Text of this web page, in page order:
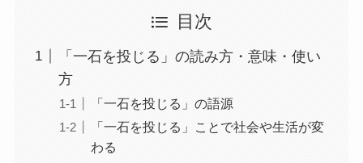
目次
「一石を投じる」の読み方・意味・使い
方
「一石を投じる」の語源
「一石を投じる」ことで社会や生活が変
わる